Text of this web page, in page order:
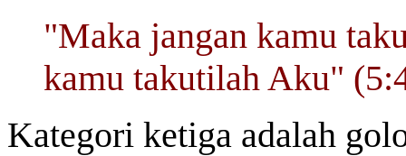
"Maka jangan kamu
kamu takutilah Aku"
Kategori ketiga adalah